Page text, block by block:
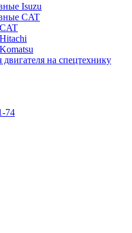
Isuzu
CAT
на спецтехнику
74